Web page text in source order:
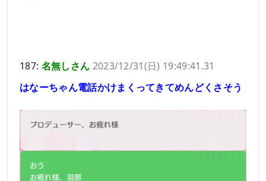
187: 名無しさん 2023/12/31(日) 19:49:41.31
はなーちゃん電話かけまくってきてめんどくさそう